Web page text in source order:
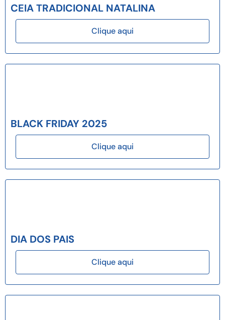
CEIA TRADICIONAL NATALINA
Clique aqui
BLACK FRIDAY 2025
Clique aqui
DIA DOS PAIS
Clique aqui